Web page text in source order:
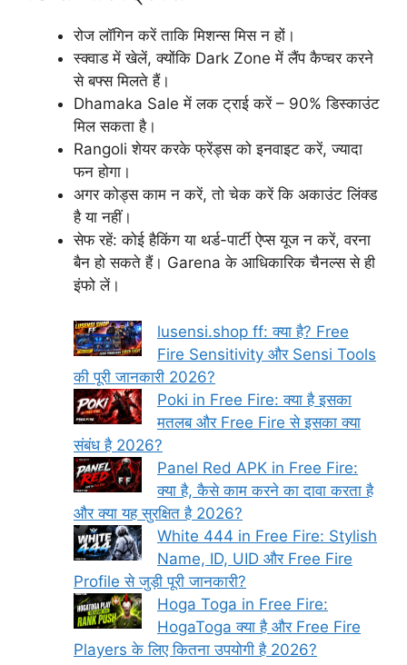
रोज लॉगिन करें ताकि मिशन्स मिस न हों।
स्क्वाड में खेलें, क्योंकि Dark Zone में लैंप कैप्चर करने
से बफ्स मिलते हैं।
Dhamaka Sale में लक ट्राई करें – 90% डिस्काउंट
मिल सकता है।
Rangoli शेयर करके फ्रेंड्स को इनवाइट करें, ज्यादा
फन होगा।
अगर कोड्स काम न करें, तो चेक करें कि अकाउंट लिंक्ड
है या नहीं।
सेफ रहें: कोई हैकिंग या थर्ड-पार्टी ऐप्स यूज न करें, वरना
बैन हो सकते हैं। Garena के आधिकारिक चैनल्स से ही
इंफो लें।
lusensi.shop ff: क्या है? Free
Fire Sensitivity और Sensi Tools
की पूरी जानकारी 2026?
Poki in Free Fire: क्या है इसका
मतलब और Free Fire से इसका क्या
संबंध है 2026?
Panel Red APK in Free Fire:
क्या है, कैसे काम करने का दावा करता है
और क्या यह सुरक्षित है 2026?
White 444 in Free Fire: Stylish
Name, ID, UID और Free Fire
Profile से जुड़ी पूरी जानकारी?
Hoga Toga in Free Fire:
HogaToga क्या है और Free Fire
Players के लिए कितना उपयोगी है 2026?